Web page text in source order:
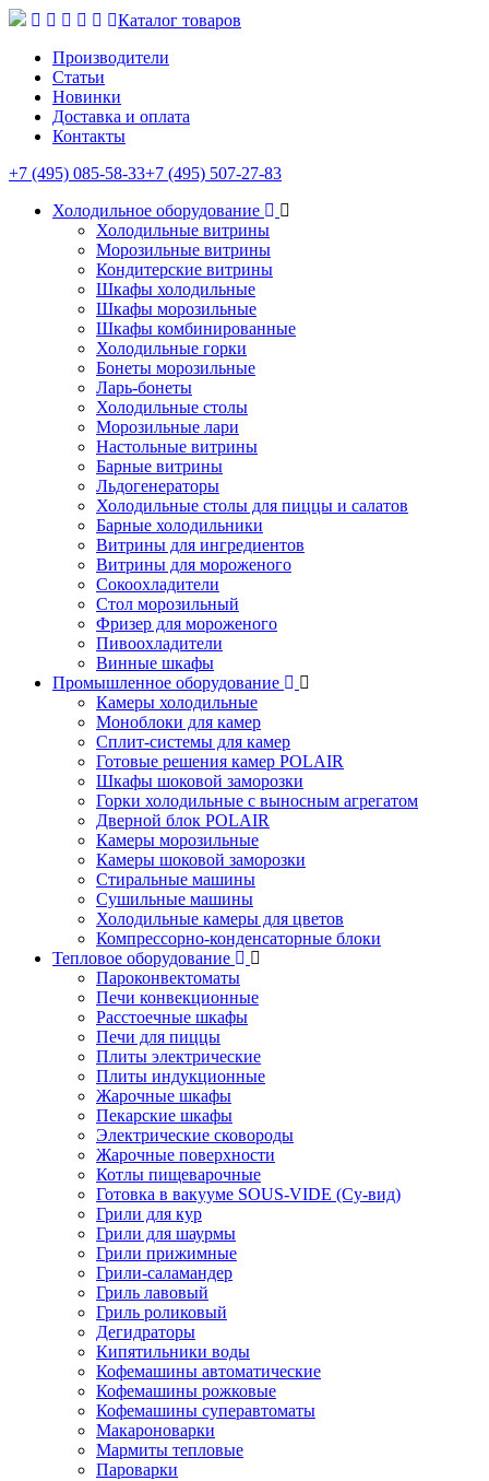
Каталог товаров
Производители
Статьи
Новинки
Доставка и оплата
Контакты
+7 (495) 085-58-33+7 (495) 507-27-83
Холодильное оборудование
Холодильные витрины
Морозильные витрины
Кондитерские витрины
Шкафы холодильные
Шкафы морозильные
Шкафы комбинированные
Холодильные горки
Бонеты морозильные
Ларь-бонеты
Холодильные столы
Морозильные лари
Настольные витрины
Барные витрины
Льдогенераторы
Холодильные столы для пиццы и салатов
Барные холодильники
Витрины для ингредиентов
Витрины для мороженого
Сокоохладители
Стол морозильный
Фризер для мороженого
Пивоохладители
Винные шкафы
Промышленное оборудование
Камеры холодильные
Моноблоки для камер
Сплит-системы для камер
Готовые решения камер POLAIR
Шкафы шоковой заморозки
Горки холодильные с выносным агрегатом
Дверной блок POLAIR
Камеры морозильные
Камеры шоковой заморозки
Стиральные машины
Сушильные машины
Холодильные камеры для цветов
Компрессорно-конденсаторные блоки
Тепловое оборудование
Пароконвектоматы
Печи конвекционные
Расстоечные шкафы
Печи для пиццы
Плиты электрические
Плиты индукционные
Жарочные шкафы
Пекарские шкафы
Электрические сковороды
Жарочные поверхности
Котлы пищеварочные
Готовка в вакууме SOUS-VIDE (Су-вид)
Грили для кур
Грили для шаурмы
Грили прижимные
Грили-саламандер
Гриль лавовый
Гриль роликовый
Дегидраторы
Кипятильники воды
Кофемашины автоматические
Кофемашины рожковые
Кофемашины суперавтоматы
Макароноварки
Мармиты тепловые
Пароварки